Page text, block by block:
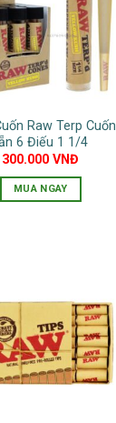
Raw Terp Cuốn
6 Điếu 1 1/4
300.000VNĐ
MUA NGAY